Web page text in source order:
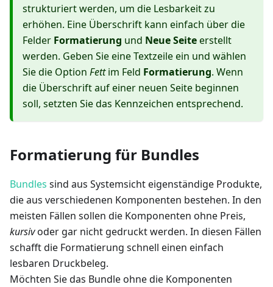
strukturiert werden, um die Lesbarkeit zu
erhöhen. Eine Überschrift kann einfach über die
Felder Formatierung und Neue Seiteerstellt
werden. Geben Sie eine Textzeile ein und wählen
Sie die Option Fettim Feld Formatierung. Wenn
die Überschrift auf einer neuen Seite beginnen
soll, setzten Sie das Kennzeichen entsprechend.
Formatierung für Bundles
Bundles sind aus Systemsicht eigenständige Produkte,
die aus verschiedenen Komponenten bestehen. In den
meisten Fällen sollen die Komponenten ohne Preis,
kursivoder gar nicht gedruckt werden. In diesen Fällen
schafft die Formatierung schnell einen einfach
lesbaren Druckbeleg.
Möchten Sie das Bundle ohne die Komponenten